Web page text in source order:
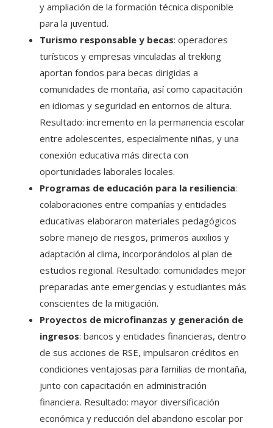
y ampliación de la formación técnica disponible
para la juventud.
Turismo responsable y becas: operadores
turísticos y empresas vinculadas al trekking
aportan fondos para becas dirigidas a
comunidades de montaña, así como capacitación
en idiomas y seguridad en entornos de altura.
Resultado: incremento en la permanencia escolar
entre adolescentes, especialmente niñas, y una
conexión educativa más directa con
oportunidades laborales locales.
Programas de educación para la resiliencia:
colaboraciones entre compañías y entidades
educativas elaboraron materiales pedagógicos
sobre manejo de riesgos, primeros auxilios y
adaptación al clima, incorporándolos al plan de
estudios regional. Resultado: comunidades mejor
preparadas ante emergencias y estudiantes más
conscientes de la mitigación.
Proyectos de microfinanzas y generación de
ingresos: bancos y entidades financieras, dentro
de sus acciones de RSE, impulsaron créditos en
condiciones ventajosas para familias de montaña,
junto con capacitación en administración
financiera. Resultado: mayor diversificación
económica y reducción del abandono escolar por